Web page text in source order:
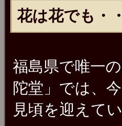
花は花でも・
福島県で唯一
陀堂」では、
見頃を迎えてい